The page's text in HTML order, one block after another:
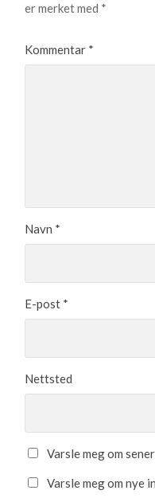
er merket med *
Kommentar *
Navn *
E-post *
Nettsted
Varsle meg om
Varsle meg om nye